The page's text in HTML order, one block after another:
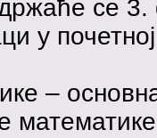
се 3.
у
–